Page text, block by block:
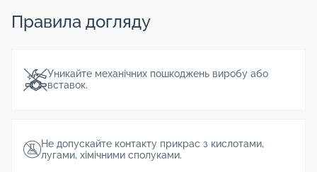
Правила догляду
Уникайте механічних пошкоджень виробу або
вставок.
Не допускайте контакту прикрас з кислотами,
лугами, хімічними сполуками.